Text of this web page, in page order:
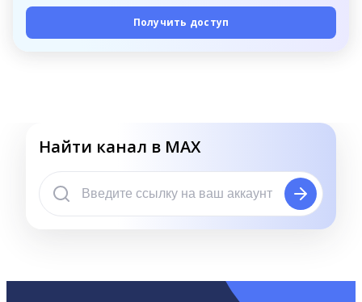
Получить доступ
Найти канал в MAX